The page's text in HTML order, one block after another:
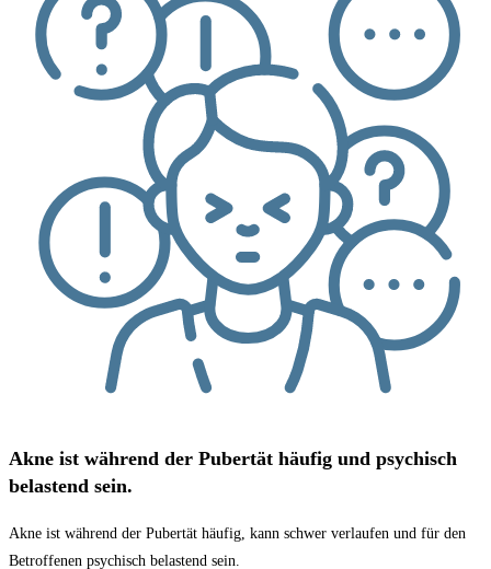
Akne ist während der Pubertät häufig und psychisch
belastend sein.​
Akne ist während der Pubertät häufig, kann schwer verlaufen und für den
Betroffenen psychisch belastend sein.